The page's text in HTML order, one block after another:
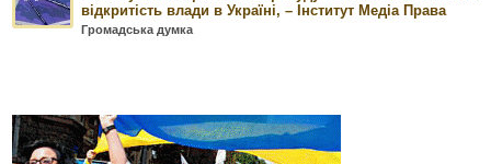
відкритість влади в Україні, – Інститут Медіа Права
Громадська думка